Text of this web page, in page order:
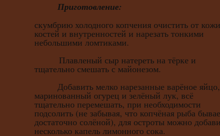
Приготовление:
скумбрию холодного копчения очистить от
костей и внутренностей и нарезать тонкими
небольшими ломтиками.
Плавленый сыр натереть на тёрке и
тщательно смешать с майонезом.
Добавить мелко нарезанные варёное яйцо,
маринованный огурец и зелёный лук, всё
тщательно перемешать, при необходимости
подсолить (не забывая, что копчёная рыба
достаточно солёной), для остроты можно
несколько капель лимонного сока.